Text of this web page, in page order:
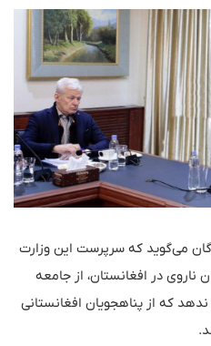
می‌گوید که سرپرست این وزارت
ناروی در افغانستان، از جامعه
که از پناهجویان افغانستانی